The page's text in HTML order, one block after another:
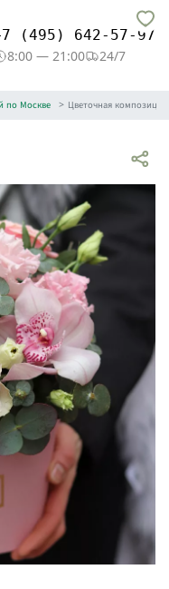
(495) 642-57-97
8:00 — 21:00
24/7
по Москве Цветочная